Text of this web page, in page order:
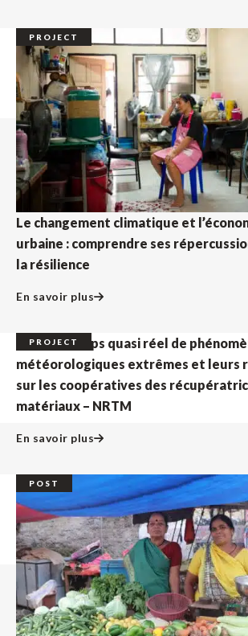
PROJECT
Le changement climatique et
urbaine : comprendre ses
la résilience
En savoir plus
PROJECT
Suivi en temps quasi réel de
météorologiques extrêmes et leurs
sur les coopératives des
matériaux – NRTM
En savoir plus
POST